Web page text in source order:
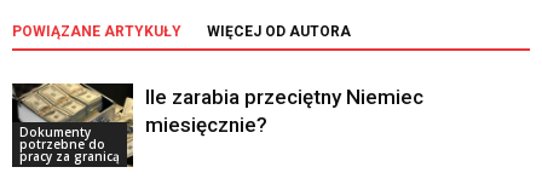
POWIĄZANE ARTYKUŁY WIĘCEJ OD AUTORA
Dokumenty
potrzebne do
pracy za granicą
Ile zarabia przeciętny Niemiec
miesięcznie?